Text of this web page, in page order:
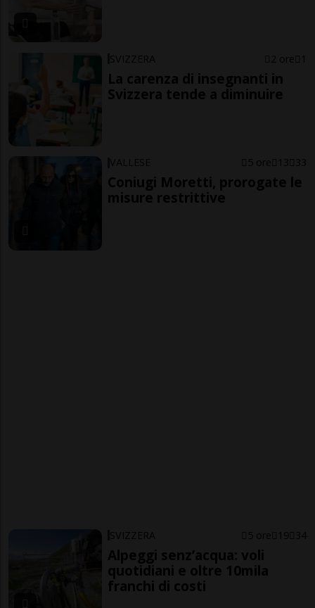
SVIZZERA 2 ore 1
La carenza di insegnanti in
Svizzera tende a diminuire
VALLESE 5 ore 13 33
Coniugi Moretti, prorogate le
misure restrittive
SVIZZERA 5 ore 19 34
Alpeggi senz’acqua: voli
quotidiani e oltre 10mila
franchi di costi